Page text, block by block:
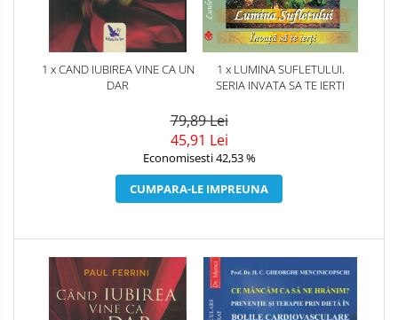
1 x CAND IUBIREA VINE CA UN
DAR
1 x LUMINA SUFLETULUI.
SERIA INVATA SA TE IERTI
79,89 Lei
45,91 Lei
Economisesti 42,53 %
CUMPARA-LE IMPREUNA